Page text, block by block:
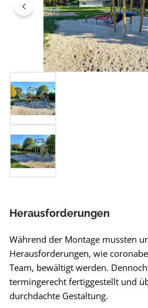
Herausforderungen
Während der Montage mussten
Herausforderungen, wie
Team, bewältigt werden.
termingerecht fertiggestellt und
durchdachte Gestaltung.